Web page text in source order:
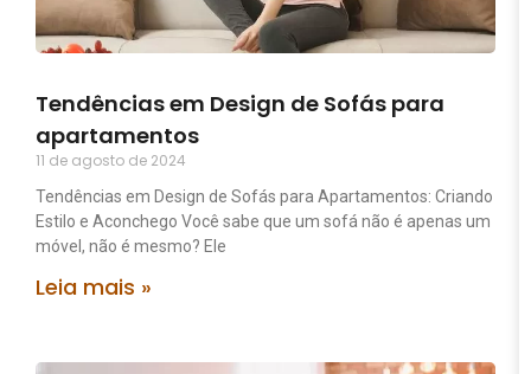
Tendências em Design de Sofás para
apartamentos
11 de agosto de 2024
Tendências em Design de Sofás para Apartamentos: Criando
Estilo e Aconchego Você sabe que um sofá não é apenas um
móvel, não é mesmo? Ele
Leia mais »